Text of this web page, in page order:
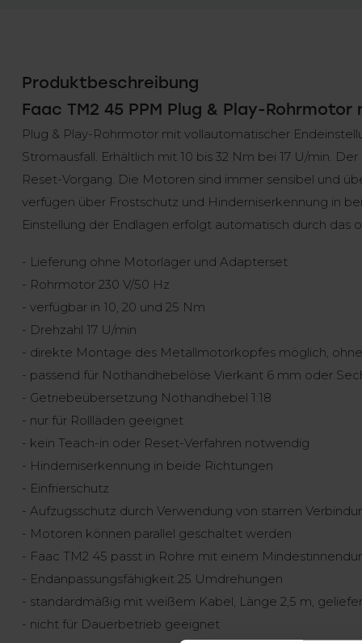
Produktbeschreibung
Faac TM2 45 PPM Plug & Play-
Plug & Play-Rohrmotor mit vollautomatischer
Stromausfall. Erhältlich mit 10 bis 32 Nm bei 17 U/min.
Reset-Vorgang. Die Motoren sind immer sensibel und
verfügen über Frostschutz und Hinderniserkennung in
Einstellung der Endlagen erfolgt automatisch durch das
- Lieferung ohne Motorlager und Adapterset
- Rohrmotor 230 V/50 Hz
- verfügbar in 10, 20 und 25 Nm
- Drehzahl 17 U/min
- direkte Montage des Metallmotorkopfes möglich,
- passend für Nothandhebelöse Vierkant 6 mm oder
- Getriebeübersetzung Nothandhebel 1:18
- nur für Rollläden geeignet
- kein Teach-in oder Reset-Verfahren notwendig
- Hinderniserkennung in beide Richtungen
- Einfrierschutz
- Aufzugsschutz durch Verwendung von starren
- Motoren können parallel geschaltet werden
- Faac TM2 45 passt in Rohre mit einem
- Endanpassungsfähigkeit 25 Umdrehungen
- standardmäßig mit weißem Kabel, Länge 2,5 m,
- nicht für Dauerbetrieb geeignet